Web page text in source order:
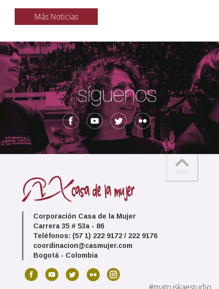
Más Noticias
Corporación Casa de la Mujer
Carrera 35 # 53a - 86
Teléfonos: (57 1) 222 9172 / 222 9176
coordinacion@casmujer.com
Bogotá - Colombia